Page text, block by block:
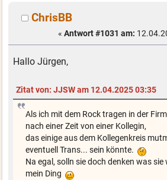
ChrisBB
« Antwort #1031 am:
Hallo Jürgen,
Zitat von: JJSW am 12.04.2025 03:35
Als ich mit dem Rock tragen in der
nach einer Zeit von einer Kollegin,
das einige aus dem Kollegenkreis
eventuell Trans... sein könnte.
Na egal, solln sie doch denken was sie
mein Ding